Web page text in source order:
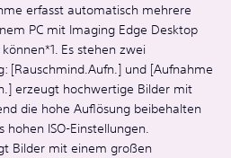
erfasst automatisch mehrere
PC mit Imaging Edge Desktop
Es stehen zwei
[Rauschmind.Aufn.] und [Aufnahme
erzeugt hochwertige Bilder mit
die hohe Auflösung beibehalten
ISO-Einstellungen.
Bilder mit einem großen